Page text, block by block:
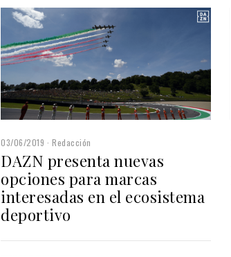
03/06/2019 Redacción
DAZN presenta nuevas
opciones para marcas
interesadas en el ecosistema
deportivo